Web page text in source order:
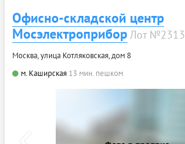
Офисно-складской центр
МосэлектроприборЛот №2313
Москва, улица Котляковская, дом 8
м. Каширская 13 мин. пешком